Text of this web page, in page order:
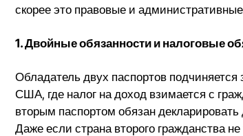
скорее это правовые и
1. Двойные обязанности и налоговые
Обладатель двух паспортов подчиняется
США, где налог на доход взимается с
вторым паспортом обязан
Даже если страна второго гражданства